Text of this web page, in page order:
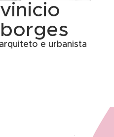
vinicio
borges
e urbanista